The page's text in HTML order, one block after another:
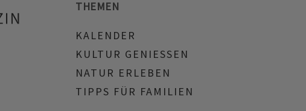
THEMEN
KALENDER
KULTUR GENIESSEN
NATUR ERLEBEN
TIPPS FÜR FAMILIEN